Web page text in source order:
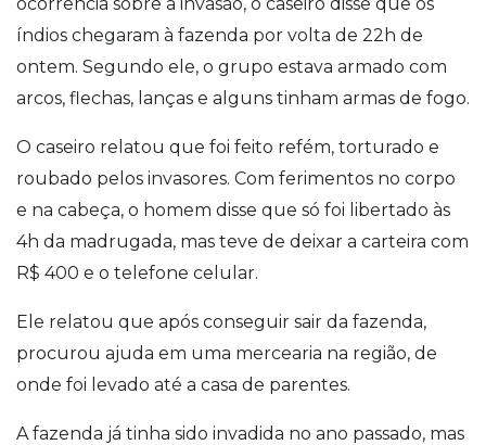
índios chegaram à fazenda por volta de 22h de
ontem. Segundo ele, o grupo estava armado com
arcos, flechas, lanças e alguns tinham armas de fogo.
O caseiro relatou que foi feito refém, torturado e
roubado pelos invasores. Com ferimentos no corpo
e na cabeça, o homem disse que só foi libertado às
4h da madrugada, mas teve de deixar a carteira com
R$ 400 e o telefone celular.
Ele relatou que após conseguir sair da fazenda,
procurou ajuda em uma mercearia na região, de
onde foi levado até a casa de parentes.
A fazenda já tinha sido invadida no ano passado, mas